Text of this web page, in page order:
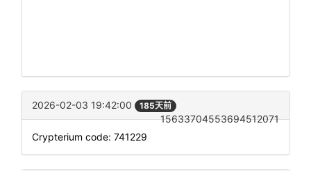
2026-02-03 19:42:00 185天前
15633704553694512071
Crypterium code: 741229